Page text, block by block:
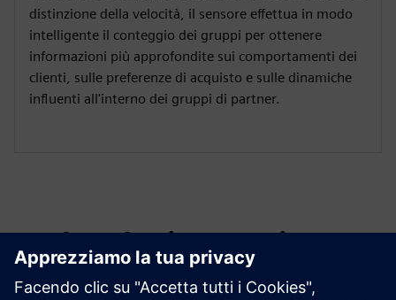
distinzione della velocità, il sensore effettua in modo
intelligente il conteggio dei gruppi per ottenere
informazioni più approfondite sui comportamenti dei
clienti, sulle preferenze di acquisto e sulle dinamiche
influenti all'interno dei gruppi di partner.
Esplora le risorse e i
prodotti correlati